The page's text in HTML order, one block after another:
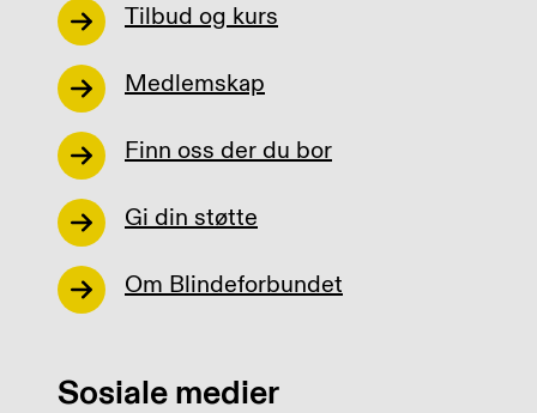
Tilbud og kurs
Medlemskap
Finn oss der du bor
Gi din støtte
Om Blindeforbundet
Sosiale medier